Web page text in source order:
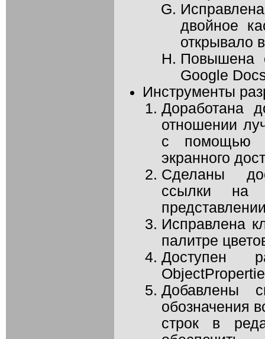
двойное
открывало
Повышена
Google
Инструменты
Доработана
отношении
с помощью
экранного
Сделаны
ссылки на
Исправлена
палитре
Доступен
Добавлены
обозначения
строк в